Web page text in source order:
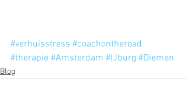
#verhuisstress #coachontheroad
#therapie #Amsterdam #IJburg #Diemen
Blog